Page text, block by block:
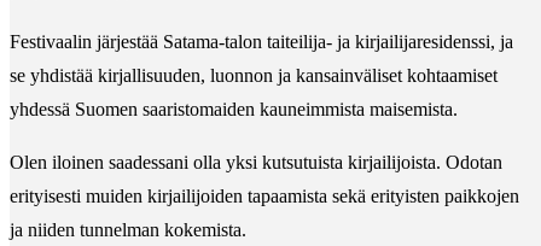
Festivaalin järjestää Satama-talon taiteilija- ja kirjailijaresidenssi, ja
se yhdistää kirjallisuuden, luonnon ja kansainväliset kohtaamiset
yhdessä Suomen saaristomaiden kauneimmista maisemista.
Olen iloinen saadessani olla yksi kutsutuista kirjailijoista. Odotan
erityisesti muiden kirjailijoiden tapaamista sekä erityisten paikkojen
ja niiden tunnelman kokemista.